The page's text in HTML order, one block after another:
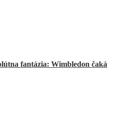
fantázia: Wimbledon čaká